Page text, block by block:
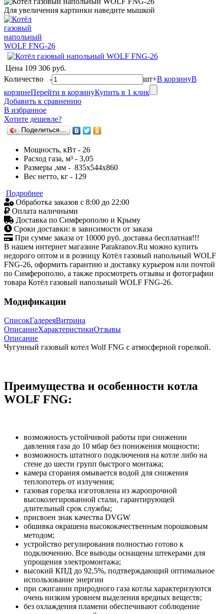
Для увеличения картинки наведите мышкой
Цена 109 306 руб.
Количество - шт+В корзинуВ
корзинеПерейти в корзинуКупить в 1 клик
Добавить к сравнению
В избранное
Хотите дешевле?
Поделиться…
Мощность, кВт - 26
Расход газа, м³ - 3,05
Размеры ,мм - 835х544х860
Вес нетто, кг - 129
Подробнее
Обработка заказов с 8:00 до 22:00
Оплата наличными
Доставка по Симферополю и Крыму
Сроки доставки: в зависимости от заказа
При сумме заказа от 10000 руб. доставка бесплатная!!!
В нашем интернет магазине Parakranov.Ru можно купить
недорого оптом и в розницу Котёл газовый напольный WOLF
FNG-26, оформить гарантию и доставку курьером или почтой
по Симферополю, а также просмотреть отзывы и фотографии
товара Котёл газовый напольный WOLF FNG-26.
Модификации
СписокГалереяВитрина
ОписаниеХарактеристикиОтзывы
Описание
Чугунный газовый котел Wolf FNG с атмосферной горелкой.
Преимущества и особенности котла
WOLF FNG:
возможность устойчивой работы при снижении
давления газа до 10 мбар без понижения мощности;
возможность штатного подключения на котле либо на
стене до шести групп быстрого монтажа;
камера сгорания омывается водой для снижения
теплопотерь от излучения;
газовая горелка изготовлена из жаропрочной
высоколегированной стали, гарантирующей
длительный срок службы;
присвоен знак качества DVGW
обшивка окрашена высококачественным порошковым
методом;
устройство регулирования полностью готово к
подключению. Все выводы оснащены штекерами для
упрощения электромонтажа;
высокий КПД до 92,5%, подтверждающий оптимальное
использование энергии
при сжигании природного газа котлы характеризуются
очень низким уровнем выделения вредных веществ;
без охлаждения пламени обеспечивают соблюдение